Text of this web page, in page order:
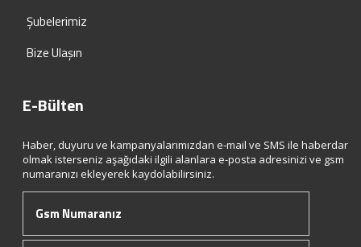
Şubelerimiz
Bize Ulaşın
E-Bülten
Haber, duyuru ve kampanyalarımızdan e-mail ve SMS ile haberdar
olmak isterseniz aşağıdaki ilgili alanlara e-posta adresinizi ve gsm
numaranızı ekleyerek kaydolabilirsiniz.